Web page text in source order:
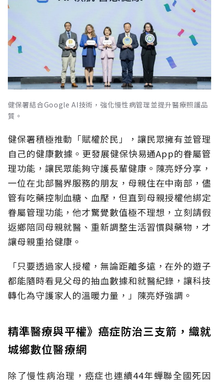
健保署結合Google AI技術，強化慢性病管理並提升醫療照護品
質。
健保署積極推動「賦權於民」，讓民眾擁有並管理
自己的健康數據。更發展健保快易通App的眷屬管
理功能，讓民眾能夠守護長輩健康。陳亮妤分享，
一位在北部醫界服務的朋友，母親住在中南部，儘
管有吃藥控制血糖、血壓，但直到母親授權他綁定
眷屬管理功能，他才驚覺數值極不理想，立刻請假
返鄉陪同母親就醫、重新調整生活習慣與藥物，才
讓母親重拾健康。
「只要透過家人授權，無論距離多遠，在外的遊子
都能隨時看見父母的抽血數據和就醫紀錄，讓科技
轉化為守護家人的溫暖力量，」陳亮妤強調。
精準醫療與平權》癌症防治三支箭，織就
城鄉數位醫療網
除了慢性病治理，癌症也連續44年蟬聯全國死因